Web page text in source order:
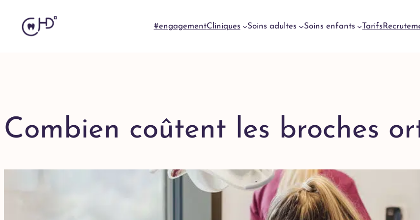
#engagementCliniques Soins adultes
Meyrin
Urgences
dentaires
Yverdon
Soins enfants Tarifs
Combien coûtent les broches